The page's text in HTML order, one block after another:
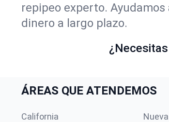
repipeo experto.
dinero a largo plazo.
ÁREAS QUE ATENDEMOS
California